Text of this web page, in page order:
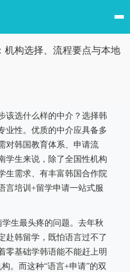
机构选择、流程要点与本地
该选什么样的中介？选择韩
业性。优质的中介应具备多
对韩国教育体系、申请流
学生来说，除了全国性机构
生需求、有丰富韩国合作院
培训+留学申请一站式服
生最头疼的问题。去年秋
赴韩留学，既怕语言过不了
零基础学韩语能不能赶上明
。而这种“语言+申请”的双